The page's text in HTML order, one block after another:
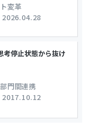
変革
2026.04.28
考停止状態から抜け
門間連携
2017.10.12